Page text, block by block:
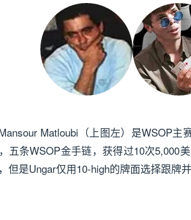
Matloubi（上图左）是WSOP
五条WSOP金手链，获得过10次5,000
但是Ungar仅用10-high的牌面选择跟牌